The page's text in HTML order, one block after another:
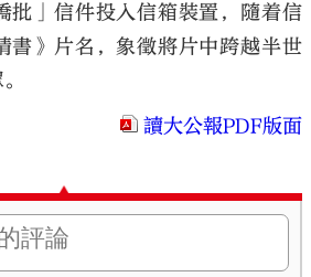
批」信件投入信箱裝置，隨着信
書》片名，象徵將片中跨越半世
讀大公報PDF版面